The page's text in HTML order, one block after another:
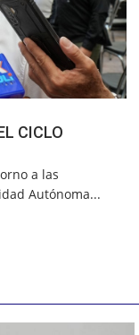
CICLO
a las
Autónoma...